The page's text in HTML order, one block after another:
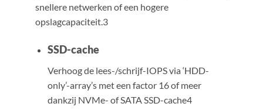
snellere netwerken of een hogere
opslagcapaciteit.3
SSD-cache
Verhoog de lees-/schrijf-IOPS via ‘HDD-
only’-array’s met een factor 16 of meer
dankzij NVMe- of SATA SSD-cache4